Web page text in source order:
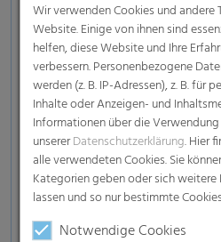
Lebensmittelverpackung
da geeignet für direkten
z. B. Ketchup- oder
Tierfutter
Holz- & Laminatpaneele
Matratzen
Kleinartikel/Trays für den
beispielsweise Deosprays,
Shampoos, etc.
Wir verwenden Cookies und andere
Website. Einige von ihnen sind
helfen, diese Website und Ihre
verbessern. Personenbezogene
werden (z. B. IP-Adressen), z. B. für
Inhalte oder Anzeigen- und
Informationen über die
unsererDatenschutzerklärung. Hier
alle verwendeten Cookies. Sie
Kategorien geben oder sich
lassen und so nur bestimmte
Notwendige Cookies